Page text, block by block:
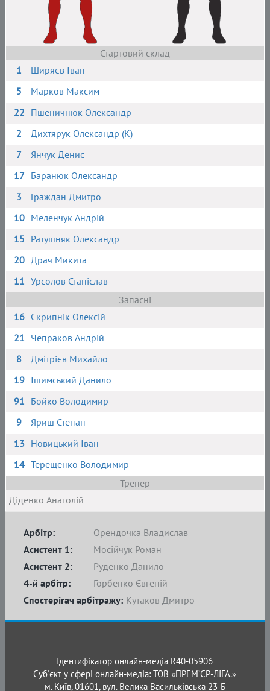
Стартовий склад
1
Ширяєв Іван
5
Марков Максим
22 Пшеничнюк Олександр
2
Дихтярук Олександр (К)
7
Янчук Денис
17 Баранюк Олександр
3
Граждан Дмитро
10 Меленчук Андрій
15 Ратушняк Олександр
20 Драч Микита
11 Урсолов Станіслав
Запасні
16 Скрипнік Олексій
21 Чепраков Андрій
8
Дмітрієв Михайло
19 Ішимський Данило
91 Бойко Володимир
9
Яриш Степан
13 Новицький Іван
14 Терещенко Володимир
Тренер
Діденко Анатолій
Арбітр:
Орендочка Владислав
Асистент 1:
Мосійчук Роман
Асистент 2:
Руденко Данило
4-й арбітр:
Горбенко Євгеній
Спостерігач арбітражу: Кутаков Дмитро
Ідентифікатор онлайн-медіа R40-05906
Суб'єкт у сфері онлайн-медіа: ТОВ «ПРЕМ’ЄР-ЛІГА.»
м. Київ, 01601, вул. Велика Васильківська 23-Б